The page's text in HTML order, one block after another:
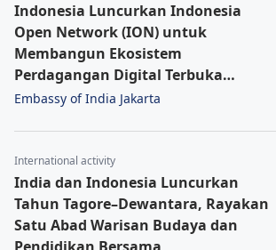
Indonesia Luncurkan Indonesia
Open Network (ION) untuk
Membangun Ekosistem
Perdagangan Digital Terbuka
Nasional
Embassy of India Jakarta
International activity
India dan Indonesia Luncurkan
Tahun Tagore–Dewantara, Rayakan
Satu Abad Warisan Budaya dan